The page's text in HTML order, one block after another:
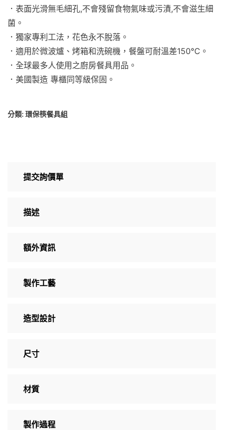
．表面光滑無毛細孔,不會殘留食物氣味或污漬,不會滋生細
菌。
．獨家專利工法，花色永不脫落。
．適用於微波爐、烤箱和洗碗機，餐盤可耐溫差150℃。
．全球最多人使用之廚房餐具用品。
．美國製造 專櫃同等級保固。
分類: 環保筷餐具組
提交詢價單
描述
額外資訊
製作工藝
造型設計
尺寸
材質
製作過程